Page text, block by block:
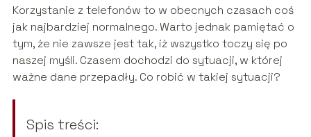
Korzystanie z telefonów to w obecnych czasach coś
jak najbardziej normalnego. Warto jednak pamiętać o
tym, że nie zawsze jest tak, iż wszystko toczy się po
naszej myśli. Czasem dochodzi do sytuacji, w której
ważne dane przepadły. Co robić w takiej sytuacji?
Spis treści: